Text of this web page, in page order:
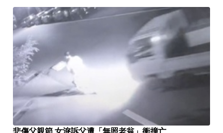
悲傷父親節 女淚訴父遭「無照老翁」衝撞亡